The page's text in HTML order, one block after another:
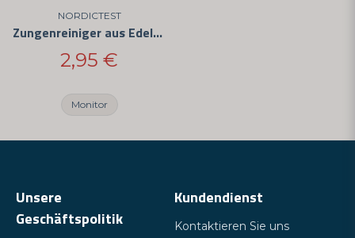
NORDICTEST
Zungenreiniger aus Edelstahl
2,95 €
Monitor
Unsere
Geschäftspolitik
Kundendienst
Kontaktieren Sie uns